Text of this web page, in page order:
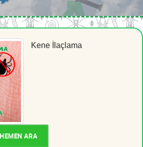
Kene İlaçlama
ARA